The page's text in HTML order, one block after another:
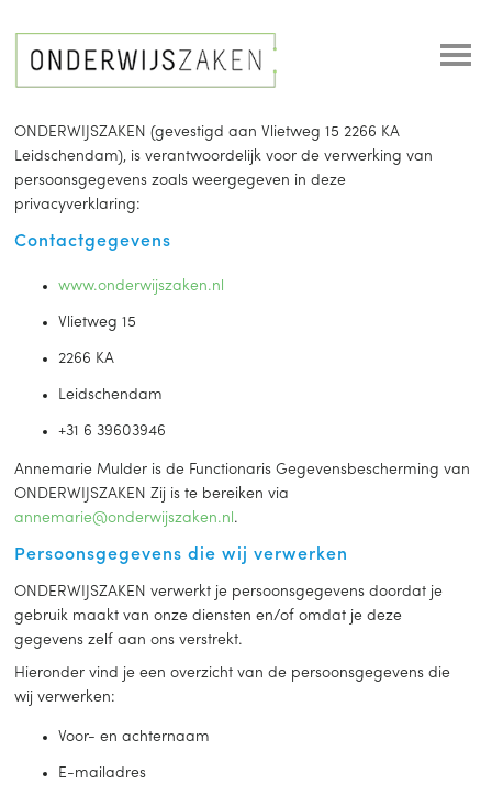
ONDERWIJSZAKEN (gevestigd aan Vlietweg 15 2266 KA
Leidschendam), is verantwoordelijk voor de verwerking van
persoonsgegevens zoals weergegeven in deze
privacyverklaring:
Contactgegevens
www.onderwijszaken.nl
Vlietweg 15
2266 KA
Leidschendam
+31 6 39603946
Annemarie Mulder is de Functionaris Gegevensbescherming van
ONDERWIJSZAKEN Zij is te bereiken via
annemarie@onderwijszaken.nl .
Persoonsgegevens die wij verwerken
ONDERWIJSZAKEN verwerkt je persoonsgegevens doordat je
gebruik maakt van onze diensten en/of omdat je deze
gegevens zelf aan ons verstrekt.
Hieronder vind je een overzicht van de persoonsgegevens die
wij verwerken:
Voor- en achternaam
E-mailadres